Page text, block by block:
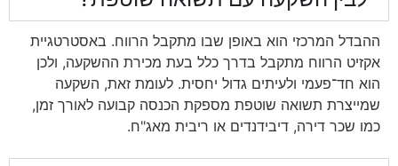
ההבדל המרכזי הוא באופן שבו מתקבל הרווח. באסטרטגיית
אקזיט הרווח מתקבל בדרך כלל בעת מכירת ההשקעה, ולכן
הוא חד־פעמי ולעיתים גדול יחסית. לעומת זאת, השקעה
שמייצרת תשואה שוטפת מספקת הכנסה קבועה לאורך זמן,
כמו שכר דירה, דיבידנדים או ריבית מאג"ח.